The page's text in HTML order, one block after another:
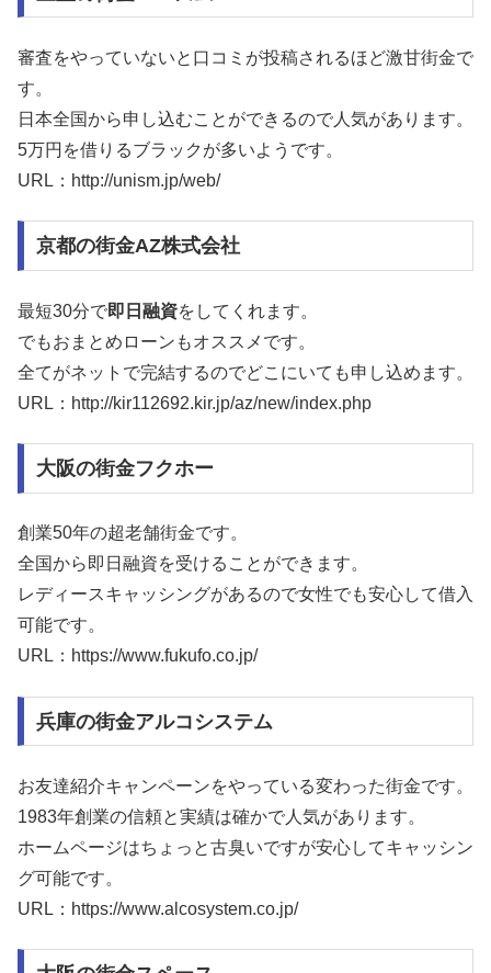
審査をやっていないと口コミが投稿されるほど激甘街金で
す。
日本全国から申し込むことができるので人気があります。
5万円を借りるブラックが多いようです。
URL：http://unism.jp/web/
京都の街金AZ株式会社
最短30分で即日融資をしてくれます。
でもおまとめローンもオススメです。
全てがネットで完結するのでどこにいても申し込めます。
URL：http://kir112692.kir.jp/az/new/index.php
大阪の街金フクホー
創業50年の超老舗街金です。
全国から即日融資を受けることができます。
レディースキャッシングがあるので女性でも安心して借入
可能です。
URL：https://www.fukufo.co.jp/
兵庫の街金アルコシステム
お友達紹介キャンペーンをやっている変わった街金です。
1983年創業の信頼と実績は確かで人気があります。
ホームページはちょっと古臭いですが安心してキャッシン
グ可能です。
URL：https://www.alcosystem.co.jp/